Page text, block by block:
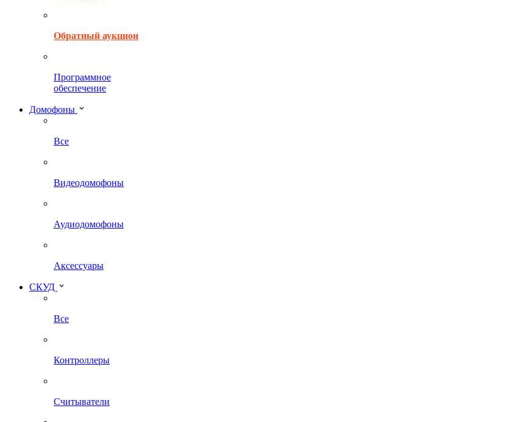
Обратный аукцион
Программное
обеспечение
Домофоны
Все
Видеодомофоны
Аудиодомофоны
Аксессуары
СКУД
Все
Контроллеры
Считыватели